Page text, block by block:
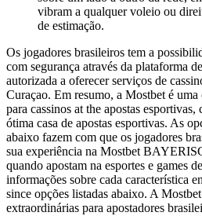
vibram a qualquer voleio ou
de estimação.
Os jogadores brasileiros tem a
com segurança através da plataforma
autorizada a oferecer serviços de
Curaçao. Em resumo, a Mostbet é
para cassinos at the apostas
ótima casa de apostas esportivas. As
abaixo fazem com que os jogadores
sua experiência na Mostbet
quando apostam na esportes e games
informações sobre cada característica
since opções listadas abaixo. A
extraordinárias para apostadores